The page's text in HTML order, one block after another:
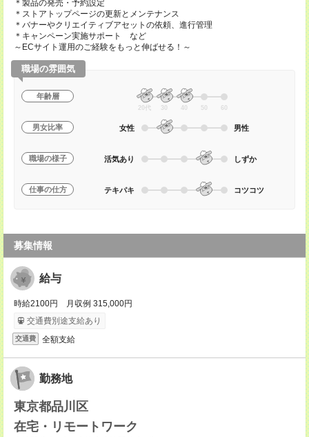
＊製品の発売・予約設定
＊ストアトップページの更新とメンテナンス
＊バナーやクリエイティブアセットの依頼、進行管理
＊キャンペーン実施サポート など
～ECサイト運用のご経験をもっと伸ばせる！～
職場の雰囲気
年齢層
20代 30 40 50 60
男女比率 女性 男性
職場の様子 活気あり しずか
仕事の仕方 テキパキ コツコツ
募集情報
給与
時給2100円 月収例 315,000円
交通費別途支給あり
交通費 全額支給
勤務地
東京都品川区
在宅・リモートワーク